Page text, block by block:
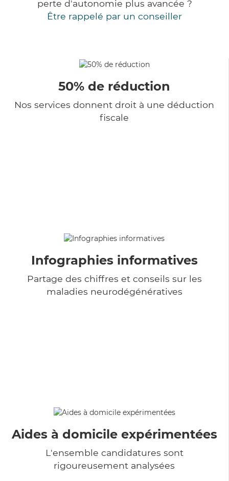
perte d'autonomie plus avancée ?
Être rappelé par un conseiller
50% de réduction
Nos services donnent droit à une déduction
fiscale
Infographies informatives
Partage des chiffres et conseils sur les
maladies neurodégénératives
Aides à domicile expérimentées
L'ensemble candidatures sont
rigoureusement analysées